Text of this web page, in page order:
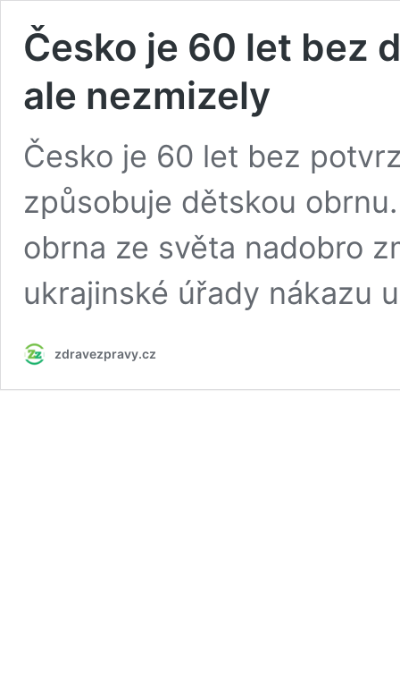
Česko je 60 let bez
ale nezmizely
Česko je 60 let bez
způsobuje dětskou
obrna ze světa nadobro
ukrajinské úřady nákazu
zdravezpravy.cz